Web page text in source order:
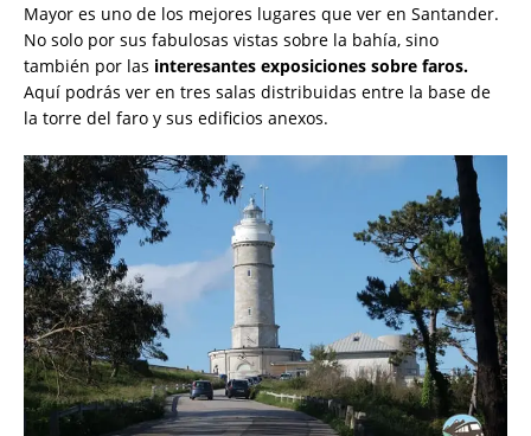
Mayor es uno de los mejores lugares que ver en Santander.
No solo por sus fabulosas vistas sobre la bahía, sino
también por las interesantes exposiciones sobre faros.
Aquí podrás ver en tres salas distribuidas entre la base de
la torre del faro y sus edificios anexos.